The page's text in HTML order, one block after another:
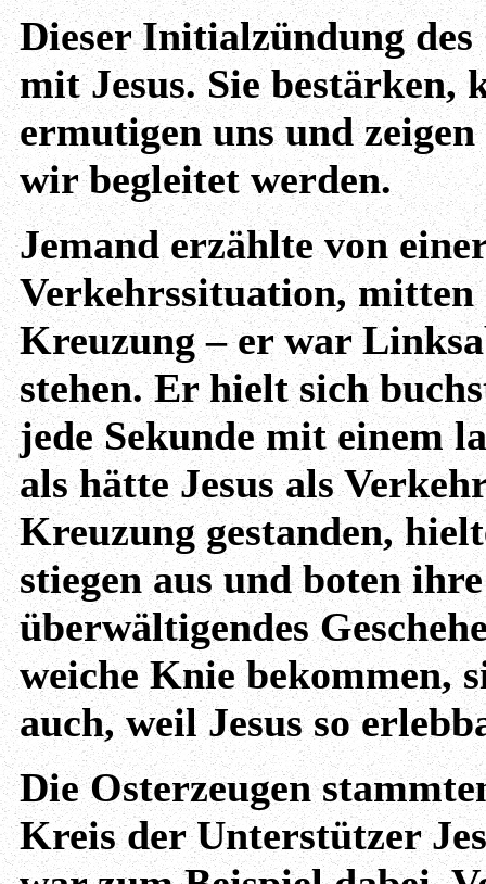
Dieser Initialzündung des
mit Jesus. Sie bestärken,
ermutigen uns und
wir begleitet werden.
Jemand erzählte von
Verkehrssituation, mitten
Kreuzung – er war
stehen. Er hielt sich
jede Sekunde mit einem
als hätte Jesus als
Kreuzung gestanden,
stiegen aus und boten
überwältigendes
weiche Knie bekommen,
auch, weil Jesus so
Die Osterzeugen
Kreis der Unterstützer